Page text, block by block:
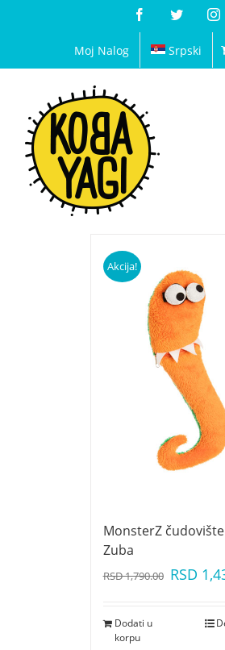
FacebookTwitter
Moj Nalog Srpski
Akcija!
MonsterZ
Zuba
RSD1,790.00 RSD
Dodati u
korpu